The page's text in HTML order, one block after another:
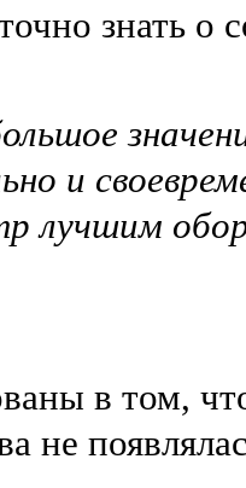
знать о
и
лучшим
в том,
не